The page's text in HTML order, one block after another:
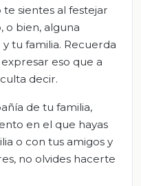
sientes al festejar
o bien, alguna
tu familia. Recuerda
eso que a
decir.
de tu familia,
en el que hayas
o con tus amigos y
no olvides hacerte